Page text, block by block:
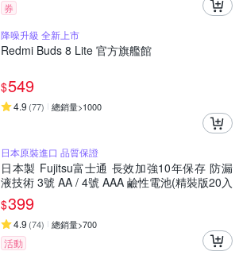
券
降噪升級 全新上市
Redmi Buds 8 Lite 官方旗艦館
$549
4.9 (77) 總銷量>1000
日本原裝進口 品質保證
日本製 Fujitsu富士通 長效加強10年保存 防漏
液技術 3號 AA / 4號 AAA 鹼性電池(精裝版20入
裝)
$399
4.9 (74) 總銷量>700
活動